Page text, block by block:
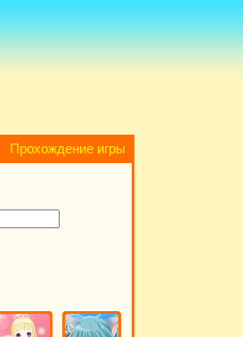
Прохождение игры